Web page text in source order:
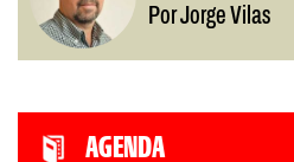
Por Jorge Vilas
AGENDA